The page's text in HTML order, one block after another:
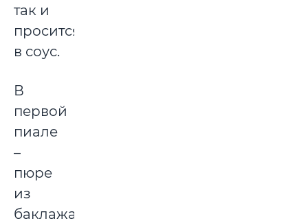
так и
просится
в соус.
В
первой
пиале
–
пюре
из
баклажанов